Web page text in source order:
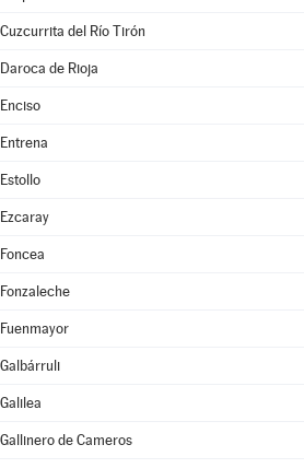
Cuzcurrita del Río Tirón
Daroca de Rioja
Enciso
Entrena
Estollo
Ezcaray
Foncea
Fonzaleche
Fuenmayor
Galbárruli
Galilea
Gallinero de Cameros